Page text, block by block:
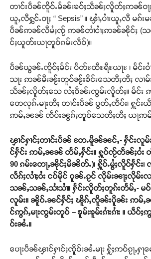
တၢင်းပဵၼ်ၸိူဝ်ႉမႅၼ်းၶဝ်ႈသဵၼ်ႈလိူတ်ႈဢၼ်ဝႃႈၼႆ
ယူႇလီႁွင်ႉဝႃႈ “ Sepsis” ။ ၾၢႆႇပၢႆးယူႇလီ မၵ်
ပဵၼ်ဢၼ်လီမႆႈၸႂ် ဢၼ်တၢႆငၢႆႈဢၼ်ၼိုင်ႈ (သင်
င်ႈယူတ်းယႃတူဝ်ၵမ်းလဵဝ်)။
ပဵၼ်ယွၼ်ႉၸိူဝ်ႈမႅင်း ပႅတ်ႊထီႊရီႊယႃႊ ၊ မႅင်းဝ
သႃး ဢၼ်မီးၼႂ်းတူဝ်ၼႂ်းၶိင်းသေတီႈတီႈ လၢမ်း
သဵၼ်ႈလိူတ်ႈသေ လႆႈဝဵၼ်းၸွမ်းလိူတ်ႈ။ မႅင်း
တေလုၵ်ႉမႃးတီႈ တၢင်းပဵၼ် ပွတ်ႇၸဵပ်း၊ ႁူင်း
ဢမ်ႇၼၼ် ၸဵပ်းၼွၵ်ႈတူဝ်သေတီႈတီႈ ယႃဢမ်
ၾၢင်ႁၢင်ႈတၢင်းပဵၼ် တႄႉမိူၼ်ၼင်ႇ- ႁႅင်း
င်ႁႅင်း ဢမ်ႇၼၼ် တႅမ်ႇႁႅင်း။ ႁူဝ်ၸႂ်တဵၼ်ႈဝႆး
90 ၵမ်းတေႃႇၼိုင်ႈမိၼိတ်ႉ)၊ ႁိူဝ်ႉမွႆႈလိူဝ်ႁႅင်း
လႅၵ်ႈလၢႆႈဝႆး ငဝ်မိုင် ဝူၼ်ႉၵႂင် လိုမ်းၼႃႈလိုမ်း
သၼ်ႇသၼ်ႇသၢႆသၢႆ။ ႁႅင်းလိူတ်ႈတူၵ်းတႅမ်ႇ- မ
လူမ်း။ ၼိူဝ်ႉၼင်ႁႅင်ႈ ၽိူၵ်ႇၸိူၼ်းပိူၼ်း ဢမ်
င်ဢွၵ်ႇမႃးၸွမ်းတူဝ် – ၶူမ်းၶူမ်းၵၢႆးၵၢႆး ။ ယဵ
ဝ်းၼႆႉ။
ပေႃးပဵၼ်ၾၢင်ႁၢင်ႈၸိူဝ်းၼႆႉမႃး ႁႂ်ႈဢဝ်ၵႂႃႇႁႃမ